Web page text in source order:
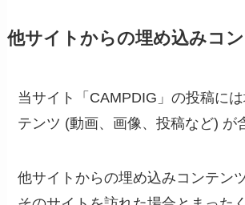
他サイトからの埋め込みコ
当サイト「CAMPDIG」の投稿に
テンツ (動画、画像、投稿など) が
他サイトからの埋め込みコンテン